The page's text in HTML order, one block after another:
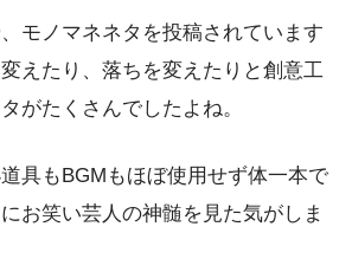
モノマネネタを投稿されています
えたり、落ちを変えたりと創意工
がたくさんでしたよね。
具もBGMもほぼ使用せず体一本で
お笑い芸人の神髄を見た気がしま